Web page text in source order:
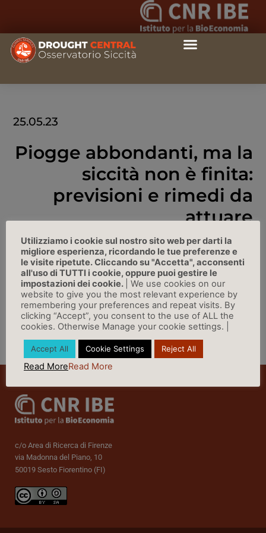
25.05.23
Piogge abbondanti, ma la
siccità non è finita:
previsioni e rimedi da
attuare
LeccoToday, 25/05/2023
LINK
Vai a Rassegna Stampa »
c/o Area di Ricerca di Firenze
via Madonna del Piano, 10
50019 Sesto Fiorentino (FI)
Utilizziamo i cookie sul nostro sito web per darti la
migliore esperienza, ricordando le tue preferenze e
le visite ripetute. Cliccando su "Accetta", acconsenti
all'uso di TUTTI i cookie, oppure puoi gestire le
impostazioni dei cookie.
| We use cookies on our
website to give you the most relevant experience by
remembering your preferences and repeat visits. By
clicking “Accept”, you consent to the use of ALL the
cookies. Otherwise Manage your cookie settings. |
Accept All Cookie Settings Reject All
Read MoreRead More